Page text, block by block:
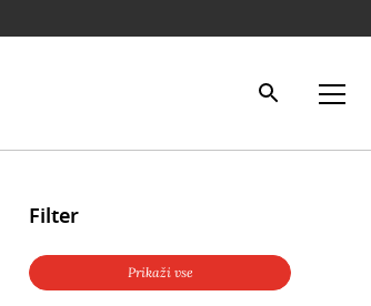
Iskalnik Odpri
Filter
Prikaži vse